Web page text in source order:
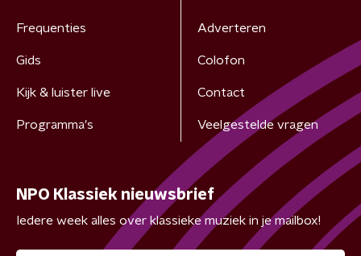
Frequenties
Gids
Kijk & luister live
Programma's
Adverteren
Colofon
Contact
Veelgestelde vragen
NPO Klassiek nieuwsbrief
Iedere week alles over klassieke muziek in je mailbox!